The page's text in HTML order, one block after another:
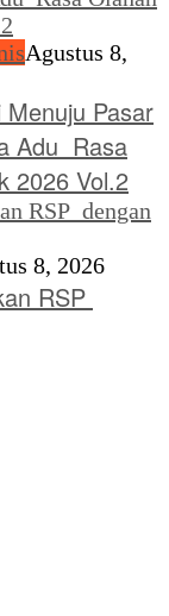
Agustus 8,
Pasar
Adu Rasa
2026 Vol.2
8, 2026
RSP